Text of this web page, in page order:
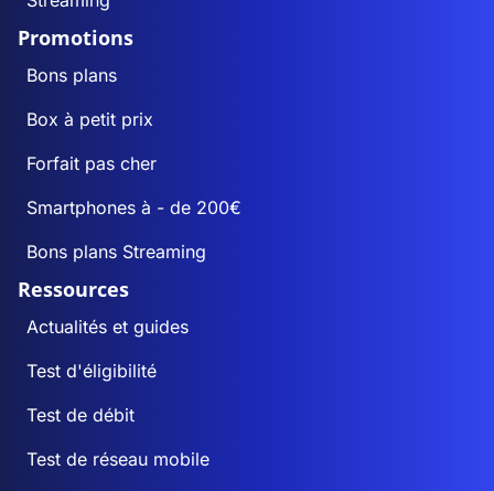
Promotions
Bons plans
Box à petit prix
Forfait pas cher
Smartphones à - de 200€
Bons plans Streaming
Ressources
Actualités et guides
Test d'éligibilité
Test de débit
Test de réseau mobile